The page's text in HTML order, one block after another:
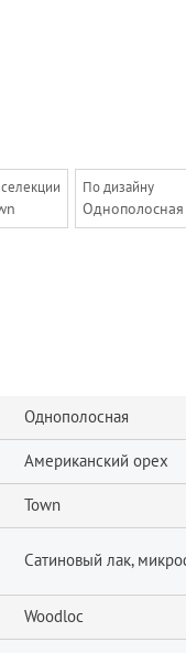
По дизайну
Однополосная
Однополосная
Американский орех
Town
Сатиновый лак,
Woodloc